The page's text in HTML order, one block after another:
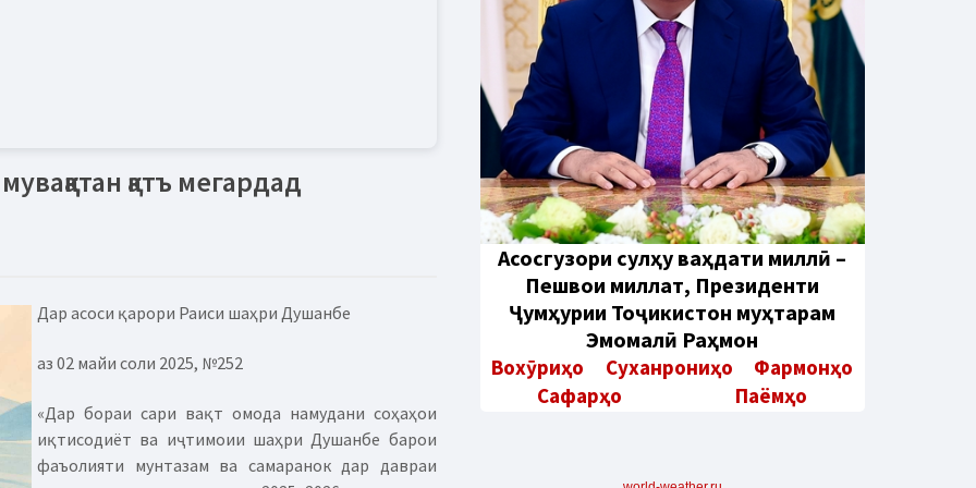
қатъ мегардад
Дар асоси қарори Раиси шаҳри Душанбе
аз 02 майи соли 2025, №252
«Дар бораи сари вақт омода намудани соҳаҳои
иқтисодиёт ва иҷтимоии шаҳри Душанбе барои
фаъолияти мунтазам ва самаранок дар давраи
Aсосгузори сулҳу ваҳдати миллӣ –
Пешвои миллат, Президенти
Ҷумҳурии Тоҷикистон муҳтарам
Эмомалӣ Раҳмон
Вохӯриҳо Суханрониҳо
Фармонҳо
Сафарҳо
Паёмҳо